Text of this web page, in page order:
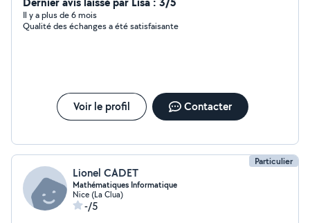
Il y a plus de 6 mois
Qualité des échanges a été satisfaisante
Voir le profil Contacter
Particulier
Lionel CADET
Mathématiques Informatique
Nice (La Clua)
-/5